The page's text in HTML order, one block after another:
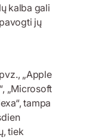
kalba gali
jų
„Apple
„Microsoft
tampa
tiek